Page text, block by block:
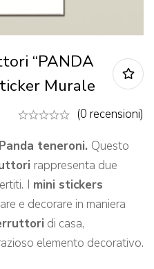
“PANDA
Murale
(0 recensioni)
teneroni. Questo
rappresenta due
I mini stickers
e decorare in maniera
di casa,
elemento decorativo.